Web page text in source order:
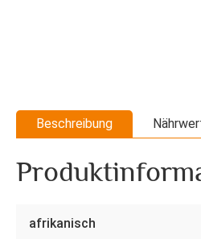
Beschreibung
afrikanisch